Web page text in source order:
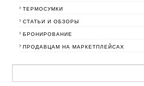
ТЕРМОСУМКИ
СТАТЬИ И ОБЗОРЫ
БРОНИРОВАНИЕ
ПРОДАВЦАМ НА МАРКЕТПЛЕЙСАХ